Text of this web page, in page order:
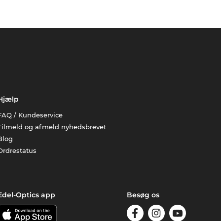
/ Kundeservice
og afmeld nyhedsbrevet
Optics app Besøg os